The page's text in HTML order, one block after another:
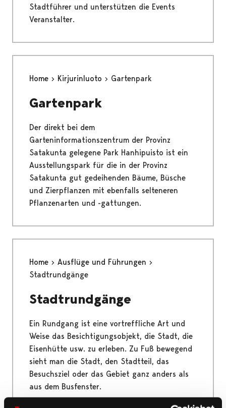
Stadtführer und unterstützen die Events
Veranstalter.
Home Kirjurinluoto Gartenpark
Gartenpark
Der direkt bei dem
Garteninformationszentrum der Provinz
Satakunta gelegene Park Hanhipuisto ist ein
Ausstellungspark für die in der Provinz
Satakunta gut gedeihenden Bäume, Büsche
und Zierpflanzen mit ebenfalls selteneren
Pflanzenarten und -gattungen.
Home
Ausflüge und Führungen
Stadtrundgänge
Stadtrundgänge
Ein Rundgang ist eine vortreffliche Art und
Weise das Besichtigungsobjekt, die Stadt, die
Eisenhütte usw. zu erleben. Zu Fuß bewegend
sieht man die Stadt, den Stadtteil, das
Besuchsziel oder das Gebiet ganz anders als
aus dem Busfenster.